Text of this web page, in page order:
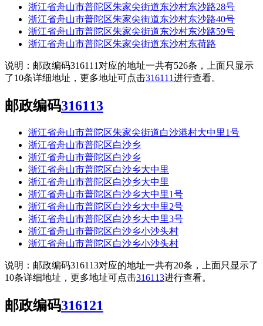
浙江省舟山市普陀区朱家尖街道东沙村东沙路28号
浙江省舟山市普陀区朱家尖街道东沙村东沙路40号
浙江省舟山市普陀区朱家尖街道东沙村东沙路59号
浙江省舟山市普陀区朱家尖街道东沙村东荷路
说明：邮政编码316111对应的地址一共有526条，上面只显示
了10条详细地址，更多地址可点击316111进行查看。
邮政编码316113
浙江省舟山市普陀区朱家尖街道白沙港村大中里1号
浙江省舟山市普陀区白沙乡
浙江省舟山市普陀区白沙乡
浙江省舟山市普陀区白沙乡大中里
浙江省舟山市普陀区白沙乡大中里
浙江省舟山市普陀区白沙乡大中里1号
浙江省舟山市普陀区白沙乡大中里2号
浙江省舟山市普陀区白沙乡大中里3号
浙江省舟山市普陀区白沙乡小沙头村
浙江省舟山市普陀区白沙乡小沙头村
说明：邮政编码316113对应的地址一共有20条，上面只显示了
10条详细地址，更多地址可点击316113进行查看。
邮政编码316121